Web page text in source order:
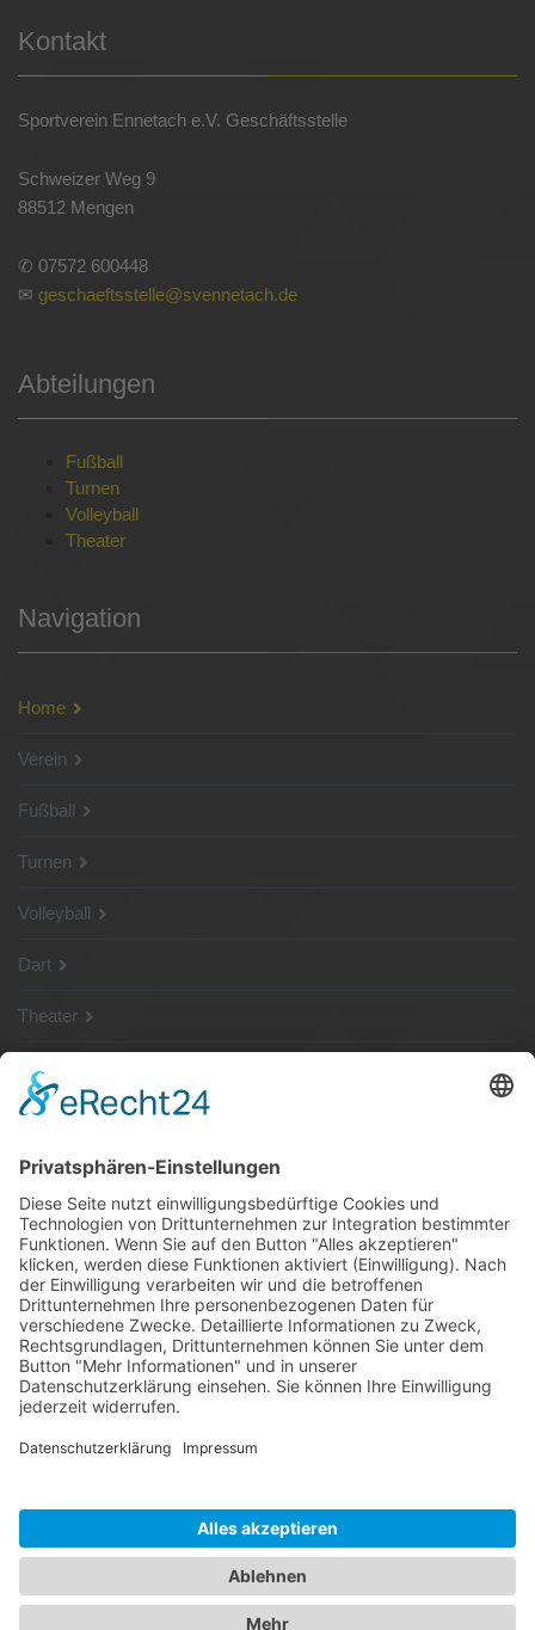
Kontakt
Sportverein Ennetach e.V. Geschäftsstelle
Schweizer Weg 9
88512 Mengen
✆ 07572 600448
✉ geschaeftsstelle@svennetach.de
Abteilungen
Fußball
Turnen
Volleyball
Theater
Navigation
Home
Verein
Fußball
Turnen
Volleyball
Dart
Theater
SG Shop
Sponsoren
Kontakt
Social Media
Rechtliches